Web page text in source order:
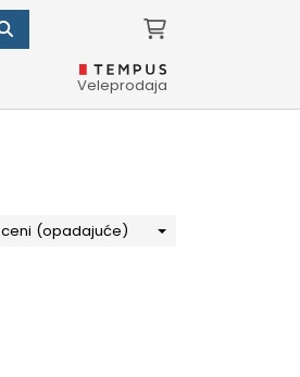
Veleprodaja
(opadajuće)